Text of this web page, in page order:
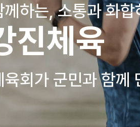
하는, 소통과 화합
진체육
육회가 군민과 함께